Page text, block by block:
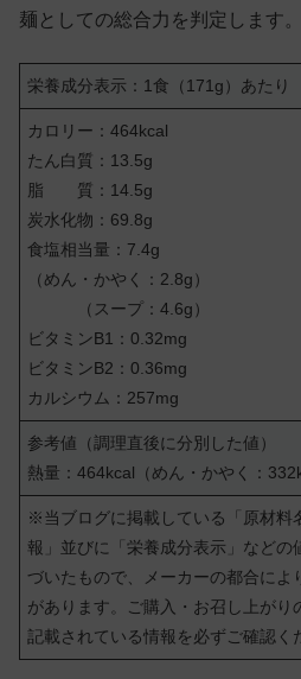
麺としての総合力を判定します。
栄養成分表示：1食（171g）あたり
カロリー：464kcal
たん白質：13.5g
脂 質：14.5g
炭水化物：69.8g
食塩相当量：7.4g
（めん・かやく：2.8g）
（スープ：4.6g）
ビタミンB1：0.32mg
ビタミンB2：0.36mg
カルシウム：257mg
参考値（調理直後に分別した値）
熱量：464kcal（めん・かやく：
※当ブログに掲載している「原材料
報」並びに「栄養成分表示」などの
づいたもので、メーカーの都合によ
があります。ご購入・お召し上がり
記載されている情報を必ずご確認く